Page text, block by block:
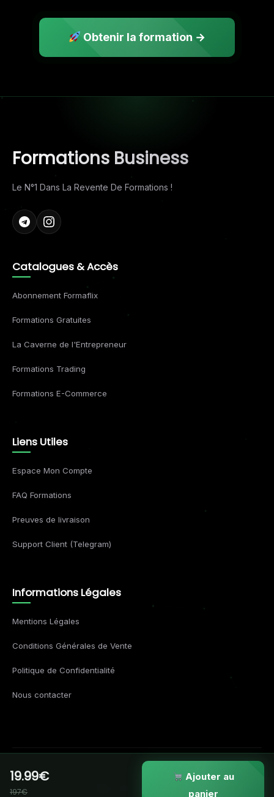
Obtenir la formation →
19.99€
197€
Ajouter au
panier
Formations Business
Le N°1 Dans La Revente De Formations !
Catalogues & Accès
Abonnement Formaflix
Formations Gratuites
La Caverne de l'Entrepreneur
Formations Trading
Formations E-Commerce
Liens Utiles
Espace Mon Compte
FAQ Formations
Preuves de livraison
Support Client (Telegram)
Informations Légales
Mentions Légales
Conditions Générales de Vente
Politique de Confidentialité
Nous contacter
© 2026 Formations Business. Tous droits réservés.